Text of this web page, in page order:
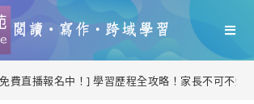
費直播報名中！] 學習歷程全攻略！家長不可不知